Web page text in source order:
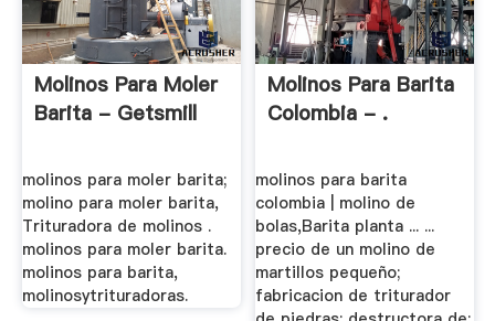
Molinos Para Moler
Barita - Getsmill
molinos para moler barita;
molino para moler barita,
Trituradora de molinos .
molinos para moler barita.
molinos para barita,
molinosytrituradoras.
Molinos Para Barita
Colombia - .
molinos para barita
colombia | molino de
bolas,Barita planta ... ...
precio de un molino de
martillos pequeño;
fabricacion de triturador